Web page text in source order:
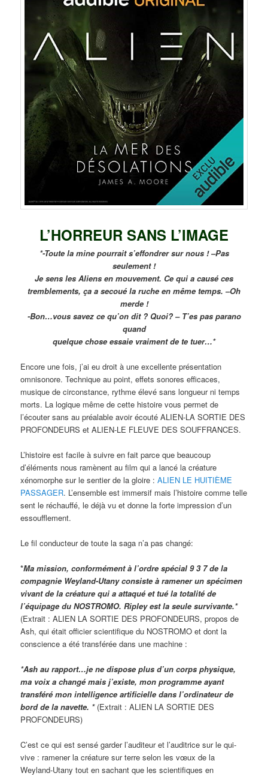
L’HORREUR SANS L’IMAGE
*-Toute la mine pourrait s’effondrer sur nous ! –Pas
seulement !
Je sens les Aliens en mouvement. Ce qui a causé ces
tremblements, ça a secoué la ruche en même temps. –Oh
merde !
-Bon…vous savez ce qu’on dit ? Quoi? – T’es pas parano
quand
quelque chose essaie vraiment de te tuer…*
Encore une fois, j’ai eu droit à une excellente présentation
omnisonore. Technique au point, effets sonores efficaces,
musique de circonstance, rythme élevé sans longueur ni temps
morts. La logique même de cette histoire vous permet de
l’écouter sans au préalable avoir écouté ALIEN-LA SORTIE DES
PROFONDEURS et ALIEN-LE FLEUVE DES SOUFFRANCES.
L’histoire est facile à suivre en fait parce que beaucoup
d’éléments nous ramènent au film qui a lancé la créature
xénomorphe sur le sentier de la gloire :ALIEN LE HUITIÈME
PASSAGER. L’ensemble est immersif mais l’histoire comme telle
sent le réchauffé, le déjà vu et donne la forte impression d’un
essoufflement.
Le fil conducteur de toute la saga n’a pas changé:
*Ma mission, conformément à l’ordre spécial 9 3 7 de la
compagnie Weyland-Utany consiste à ramener un spécimen
vivant de la créature qui a attaqué et tué la totalité de
l’équipage du NOSTROMO. Ripley est la seule survivante.*
(Extrait : ALIEN LA SORTIE DES PROFONDEURS, propos de
Ash, qui était officier scientifique du NOSTROMO et dont la
conscience a été transférée dans une machine :
*Ash au rapport…je ne dispose plus d’un corps physique,
ma voix a changé mais j’existe, mon programme ayant
transféré mon intelligence artificielle dans l’ordinateur de
bord de la navette. * (Extrait : ALIEN LA SORTIE DES
PROFONDEURS)
C’est ce qui est sensé garder l’auditeur et l’auditrice sur le qui-
vive : ramener la créature sur terre selon les vœux de la
Weyland-Utany tout en sachant que les scientifiques en